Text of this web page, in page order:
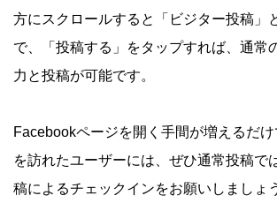
方にスクロールすると「ビジター投稿」
で、「投稿する」をタップすれば、通常
力と投稿が可能です。
Facebookページを開く手間が増えるだ
を訪れたユーザーには、ぜひ通常投稿で
稿によるチェックインをお願いしましょ